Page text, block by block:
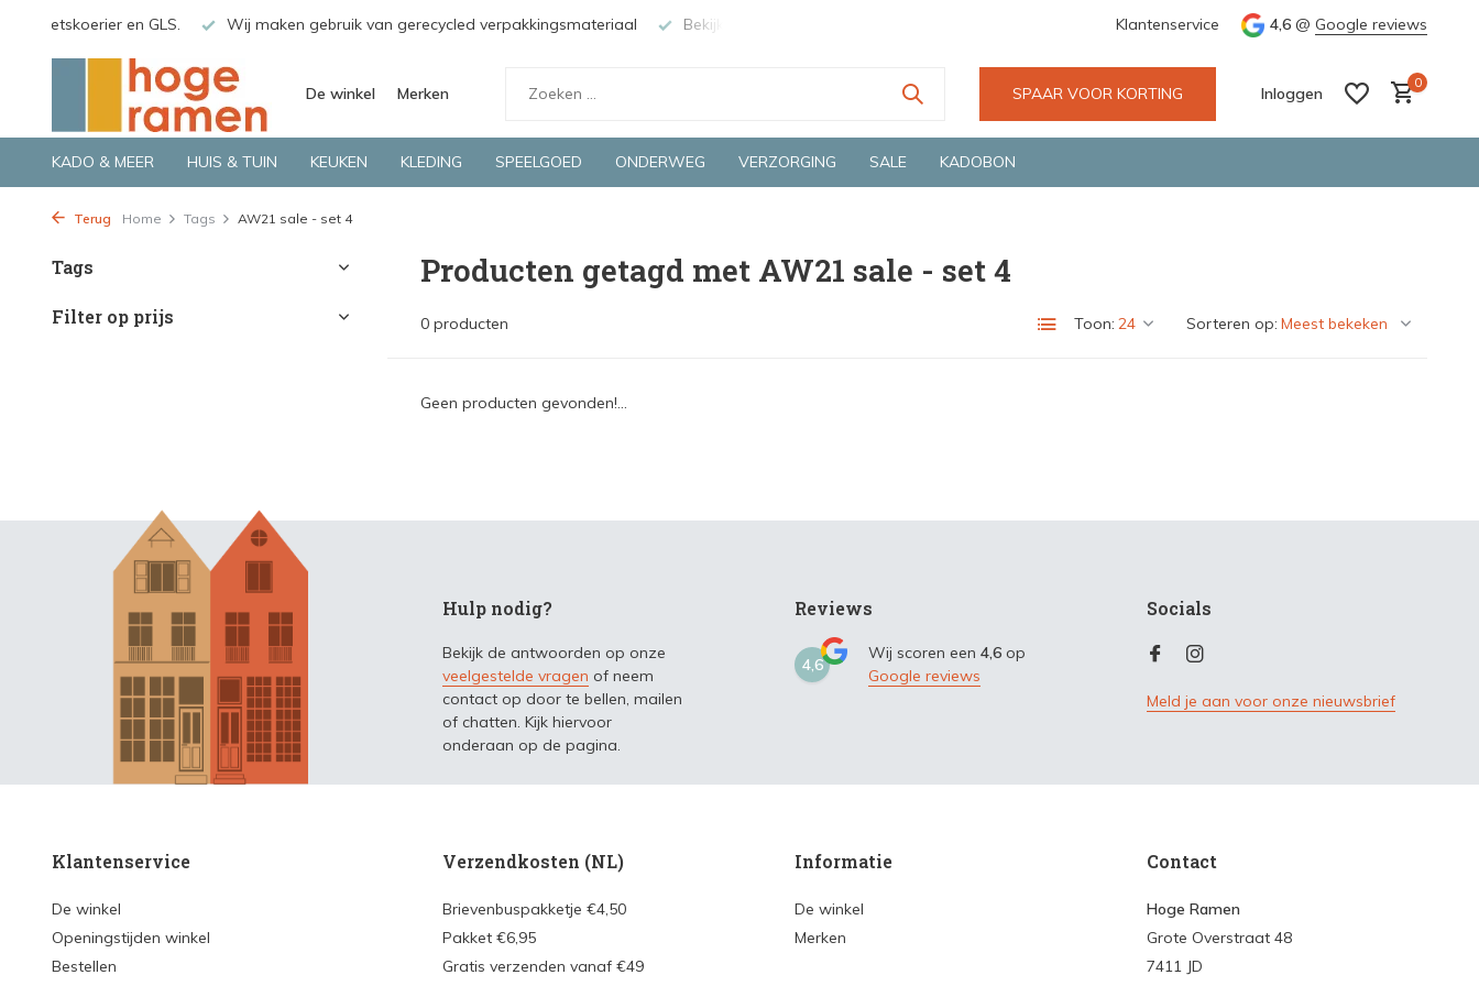
Fietskoerier en GLS. Wij maken gebruik van gerecycled verpakkingsmateriaal Bekijk de producten live in onze winkel in Deventer Groene en snelle bezorging door o.a. Fietskoerier en
Klantenservice 4,6 @ Google reviews
De winkel Merken SPAAR VOOR KORTING Inloggen
0
KADO & MEER HUIS & TUIN KEUKEN KLEDING SPEELGOED ONDERWEG VERZORGING SALE KADOBON
Terug Home Tags AW21 sale - set 4
Tags
Filter op prijs
Producten getagd met AW21 sale - set 4
0 producten Toon: Sorteren op:
Geen producten gevonden!...
Hulp nodig?
Bekijk de antwoorden op onze
veelgestelde vragen of neem
contact op door te bellen, mailen
of chatten. Kijk hiervoor
onderaan op de pagina.
Reviews
4,6
Wij scoren een 4,6 op
Google reviews
Socials
Meld je aan voor onze nieuwsbrief
Klantenservice
De winkel
Openingstijden winkel
Bestellen
Verzendkosten (NL)
Brievenbuspakketje €4,50
Pakket €6,95
Gratis verzenden vanaf €49
Informatie
De winkel
Merken
Contact
Hoge Ramen
Grote Overstraat 48
7411 JD